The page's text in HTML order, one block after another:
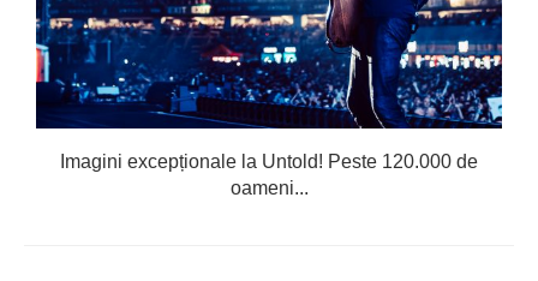
Imagini excepționale la Untold! Peste 120.000 de
oameni...